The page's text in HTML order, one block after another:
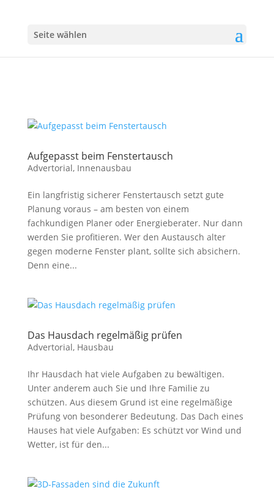
Seite wählen
Aufgepasst beim Fenstertausch
Advertorial, Innenausbau
Ein langfristig sicherer Fenstertausch setzt gute
Planung voraus – am besten von einem
fachkundigen Planer oder Energieberater. Nur dann
werden Sie profitieren. Wer den Austausch alter
gegen moderne Fenster plant, sollte sich absichern.
Denn eine...
Das Hausdach regelmäßig prüfen
Advertorial, Hausbau
Ihr Hausdach hat viele Aufgaben zu bewältigen.
Unter anderem auch Sie und Ihre Familie zu
schützen. Aus diesem Grund ist eine regelmäßige
Prüfung von besonderer Bedeutung. Das Dach eines
Hauses hat viele Aufgaben: Es schützt vor Wind und
Wetter, ist für den...